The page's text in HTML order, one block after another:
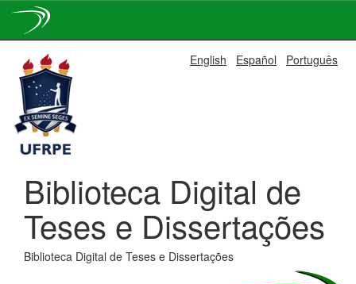
navigation
English Español Português
Biblioteca Digital de
Teses e Dissertações
Biblioteca Digital de Teses e Dissertações